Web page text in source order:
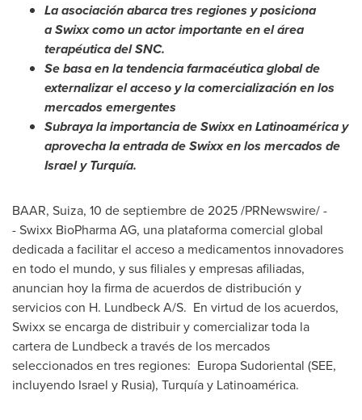
La asociación abarca tres regiones y posiciona
a Swixx como un actor importante en el área
terapéutica del SNC.
Se basa en la tendencia farmacéutica global de
externalizar el acceso y la comercialización en los
mercados emergentes
Subraya laimportancia de Swixx en Latinoamérica y
aprovecha la entrada de Swixx en los mercados de
Israely Turquía.
BAAR, Suiza, 10 de septiembre de 2025/PRNewswire/ -
- Swixx BioPharma AG, una plataforma comercial global
dedicada a facilitar el acceso a medicamentos innovadores
en todo el mundo, y sus filiales y empresas afiliadas,
anuncian hoy la firma de acuerdos de distribución y
servicios con H. Lundbeck A/S. En virtud de los acuerdos,
Swixx se encarga de distribuir y comercializar toda la
cartera de Lundbeck a través de los mercados
seleccionados en tres regiones: Europa Sudoriental (SEE,
incluyendo Israel y Rusia), Turquía y Latinoamérica.